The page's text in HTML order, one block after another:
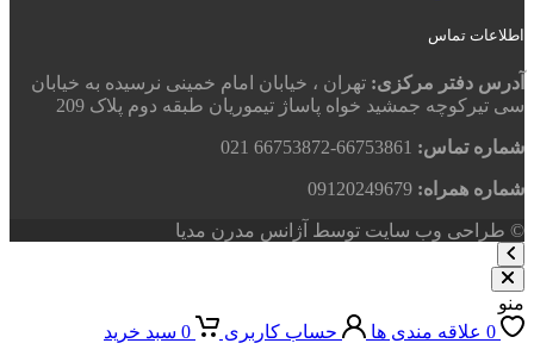
اطلاعات تماس
آدرس دفتر مرکزی: تهران ، خیابان امام خمینی نرسیده به خیابان
سی تیرکوچه جمشید خواه پاساژ تیموریان طبقه دوم پلاک 209
شماره تماس:
شماره همراه:
© طراحی وب سایت توسط آژانس مدرن مدیا
منو
0 علاقه مندی ها حساب کاربری 0 سبد خرید